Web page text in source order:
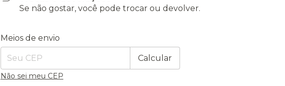
Se não gostar, você pode trocar ou devolver.
Entregas para o CEP:
Meios de envio
Calcular
Não sei meu CEP